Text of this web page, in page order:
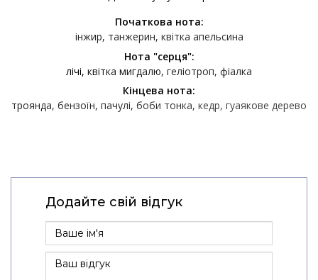
Початкова нота:
інжир танжерин квітка апельсина
Нота "серця":
лічі квітка мигдалю геліотроп фіалка
Кінцева нота:
троянда бензоїн пачулі боби тонка кедр гуаякове дерево
Додайте свій відгук